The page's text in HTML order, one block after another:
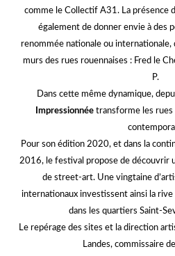
comme le Collectif A31. La présence
également de donner envie à des
renommée nationale ou
murs des rues rouennaises : Fred le
P.
Dans cette même dynamique,
Impressionnée transforme les rues
Pour son édition 2020, et dans la
2016, le festival propose de découvrir
de street-art. Une vingtaine
internationaux investissent ainsi la rive
dans les quartiers Saint-
Le repérage des sites et la direction
Landes, commissaire